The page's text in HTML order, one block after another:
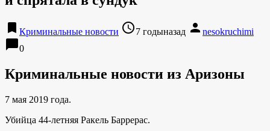
bookmark Криминальные новости access_time7 годыназад person nesokruchimi
chat_bubble0
Криминальные новости из Аризоны
7 мая 2019 года.
Убийца 44-летняя Ракель Баррерас.